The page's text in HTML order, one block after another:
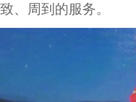
致、周到的服务。